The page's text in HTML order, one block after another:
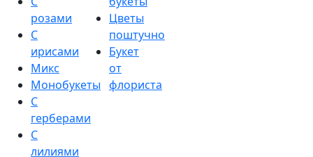
розами
С
ирисами
Микс
Монобукеты
С
герберами
С
лилиями
Цветы
поштучно
Букет
от
флориста